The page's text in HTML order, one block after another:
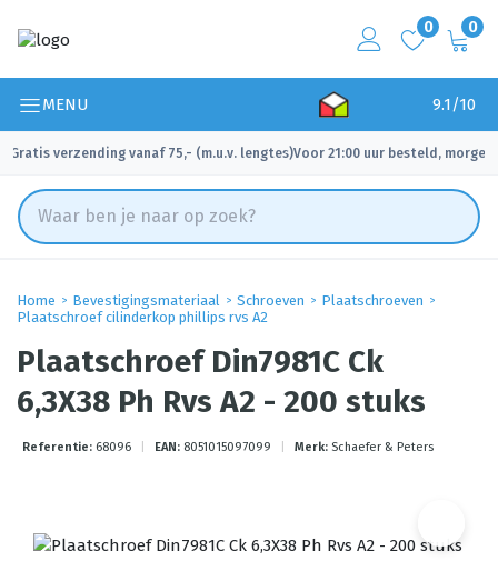
0 0
MENU 9.1/10
Gratis verzending vanaf 75,- (m.u.v. lengtes)
✓ Voor 21:00 uur besteld, morgen
Home Bevestigingsmateriaal Schroeven
Plaatschroeven
Plaatschroef cilinderkop phillips rvs A2
Plaatschroef Din7981C Ck
6,3X38 Ph Rvs A2 - 200 stuks
Referentie: 68096 EAN: 8051015097099 Merk: Schaefer & Peters